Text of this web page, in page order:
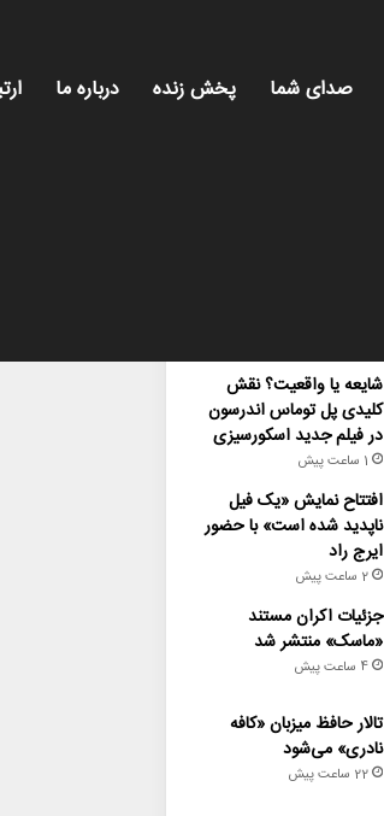
صدای شما پخش زنده درباره ما
شایعه یا واقعیت؟ نقش
کلیدی پل توماس اندرسون
در فیلم جدید اسکورسیزی
1 ساعت پیش
افتتاح نمایش «یک فیل
ناپدید شده است» با حضور
ایرج راد
2 ساعت پیش
جزئیات اکران مستند
«ماسک» منتشر شد
4 ساعت پیش
تالار حافظ میزبان «کافه
نادری» می‌شود
22 ساعت پیش